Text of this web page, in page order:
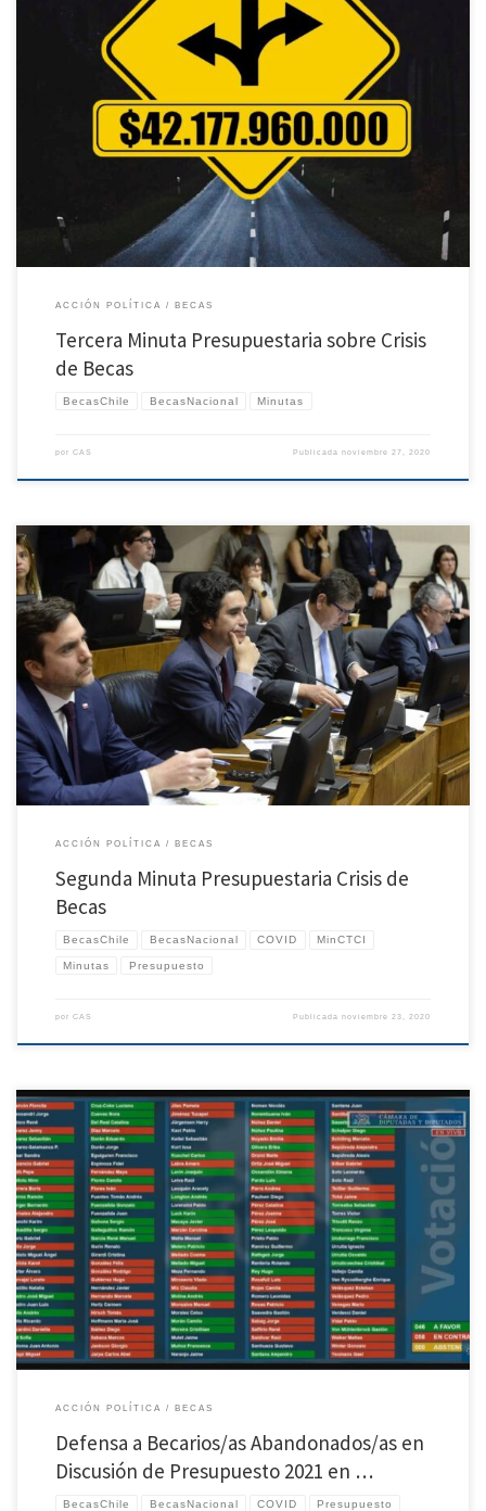
Por medio del presente documento, Redes Chilenas de Investigadores (ReCh) e
Investigadores por la Democratización en el Acceso a la Especialización (IDEA Chile),
entregan sugerencias para las últimas instancias del debate de la ley de
presupuestos del sector público del año 2021 que se está discutiendo en la Comisión
ACCIÓN POLÍTICA BECAS
Tercera Minuta Presupuestaria sobre Crisis
de Becas
BecasChile BecasNacional Minutas
por CAS Publicadanoviembre 27, 2020
Por medio del presente documento, se quiere entregar sugerencias para las últimas
instancias del debate de presupuesto 2021 que se está realizando en el Senado del
Congreso Nacional, sobre: a) la situación de becarios y becarias de la Agencia Nacional
de Investigación y Desarrollo (ANID), distribuidos tanto en Chile como […]
ACCIÓN POLÍTICA BECAS
Segunda Minuta Presupuestaria Crisis de
Becas
BecasChile BecasNacional COVID MinCTCI
Minutas Presupuesto
por CAS Publicadanoviembre 23, 2020
Los diputados Jaime Tohá y Tomás Hirsh defendieron en sala de la Cámara de
Diputados a #BecariosAbandonados por el Estado a causa de la Pandemia Covid-19,
durante la Discusión de Presupuesto del Ministerio de Ciencia, Tecnología,
Conocimiento e Innovación. Jaime Tohá – min 5:22:00 – Defensa acérrima a
#BecariosAbandonados/as, menciona […]
ACCIÓN POLÍTICA BECAS
Defensa a Becarios/as Abandonados/as en
Discusión de Presupuesto 2021 en …
BecasChile BecasNacional COVID Presupuesto